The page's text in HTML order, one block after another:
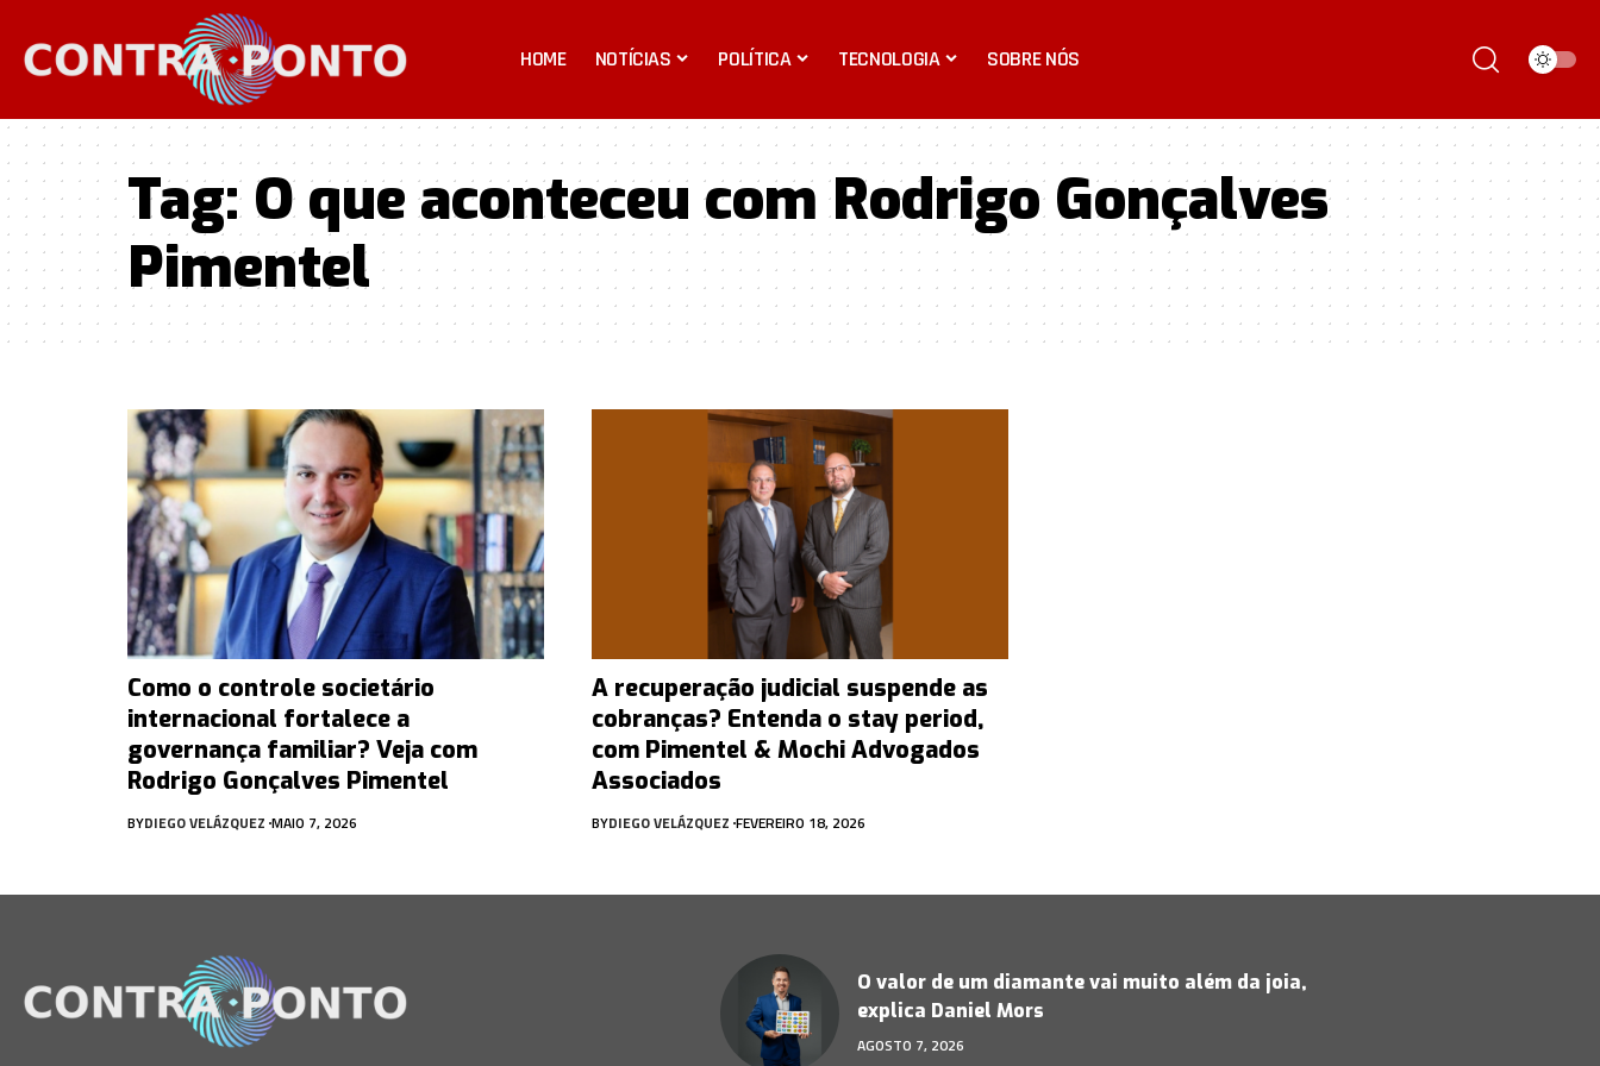
HOME NOTÍCIAS POLÍTICA TECNOLOGIA SOBRE NÓS
Tag:O que aconteceu com Rodrigo Gonçalves
Pimentel
Como o controle societário
internacional fortalece a
governança familiar? Veja com
Rodrigo Gonçalves Pimentel
BYDIEGO VELÁZQUEZ MAIO 7, 2026
A recuperação judicial suspende as
cobranças? Entenda o stay period,
com Pimentel & Mochi Advogados
Associados
BYDIEGO VELÁZQUEZ FEVEREIRO 18, 2026
O valor de um diamante vai muito além da joia,
explica Daniel Mors
AGOSTO 7, 2026